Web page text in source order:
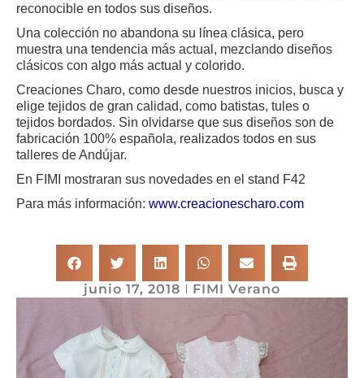
junio 17, 2018 FIMI Verano
reconocible en todos sus diseños.
Una colección no abandona su línea clásica, pero
muestra una tendencia más actual, mezclando diseños
clásicos con algo más actual y colorido.
Creaciones Charo, como desde nuestros inicios, busca y
elige tejidos de gran calidad, como batistas, tules o
tejidos bordados. Sin olvidarse que sus diseños son de
fabricación 100% española, realizados todos en sus
talleres de Andújar.
En FIMI mostraran sus novedades en el stand F42
Para más información: www.creacionescharo.com